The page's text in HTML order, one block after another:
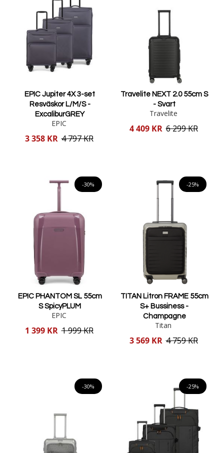
EPIC Jupiter 4X 3-set
Resväskor L/M/S -
ExcaliburGREY
EPIC
Reducerat
3 358 KR 4 797 KR
Travelite NEXT 2.0 55cm S
- Svart
Travelite
Reducerat
4 409 KR 6 299 KR
-30%
EPIC PHANTOM SL 55cm
S SpicyPLUM
EPIC
Reducerat
1 399 KR 1 999 KR
-25%
TITAN Litron FRAME 55cm
S+ Bussiness -
Champagne
Titan
Reducerat
3 569 KR 4 759 KR
-30% -25%